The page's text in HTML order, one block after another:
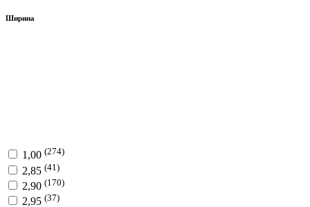
Ширина
1,00 (274)
2,85 (41)
2,90 (170)
2,95 (37)